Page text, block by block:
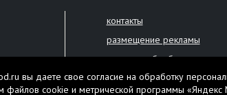
контакты
размещение рекламы
политика обработки
Настоящий ресурс может
вы даете свое согласие на обработку
файлов cookie и метрической программы «Яндекс